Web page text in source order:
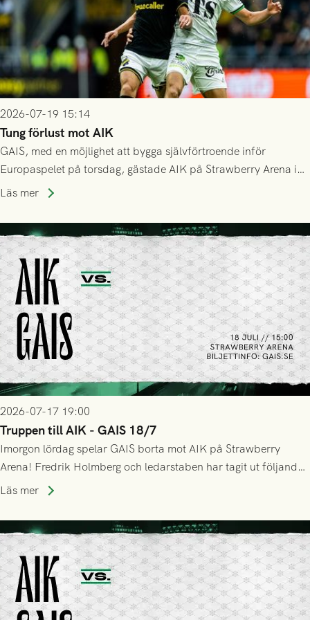
2026-07-19 15:14
Tung förlust mot AIK
GAIS, med en möjlighet att bygga självförtroende inför
Europaspelet på torsdag, gästade AIK på Strawberry Arena i
Stockholm . Men trots konstant hotande i första halvlek av
lyckades få in 2-0.
Läs mer
2026-07-17 19:00
Truppen till AIK - GAIS 18/7
Imorgon lördag spelar GAIS borta mot AIK på Strawberry
Arena! Fredrik Holmberg och ledarstaben har tagit ut följande
trupp till matchen:
Läs mer